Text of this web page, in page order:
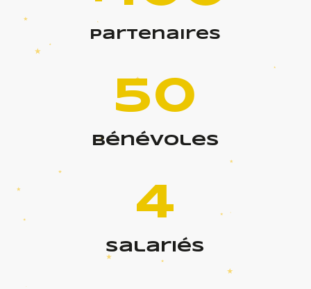
partenaires
50
bénévoles
4
salariés